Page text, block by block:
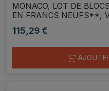
MONACO, LOT DE
EN FRANCS NEUFS**,
Prix
115,29 €